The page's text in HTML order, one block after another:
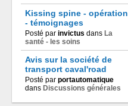
Kissing spine - opération
- témoignages
Posté par invictus dans La
santé - les soins
Avis sur la société de
transport caval'road
Posté par portautomatique
dans Discussions générales